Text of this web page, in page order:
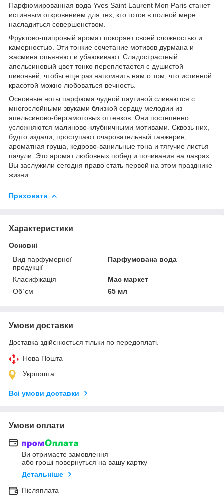
Парфюмированная вода Yves Saint Laurent Mon Paris станет
истинным откровением для тех, кто готов в полной мере
насладиться совершенством.
Фруктово-шипровый аромат покоряет своей сложностью и
камерностью. Эти тонкие сочетание мотивов дурмана и
жасмина опьяняют и убаюкивают. Сладострастный
апельсиновый цвет тонко переплетается с душистой
пивоньей, чтобы еще раз напомнить нам о том, что истинной
красотой можно любоваться вечность.
Основные ноты парфюма чудной паутиной сливаются с
многослойными звуками близкой сердцу мелодии из
апельсиново-бергамотовых оттенков. Они постепенно
усложняются малиново-клубничными мотивами. Сквозь них,
будто издали, проступают очаровательный танжерин,
ароматная груша, кедрово-ванильные тона и тягучие листья
пачули. Это аромат любовных побед и почивания на лаврах.
Вы заслужили сегодня право стать первой на этом празднике
жизни.
Приховати
Характеристики
Основні
Вид парфумерної
продукції
Парфумована вода
Класифікація
Мас маркет
Об`єм
65 мл
Умови доставки
Доставка здійснюється тільки по передоплаті.
Нова Пошта
Укрпошта
Всі умови доставки
Умови оплати
Ви отримаєте замовлення
або гроші повернуться на вашу картку
Детальніше
Післяплата